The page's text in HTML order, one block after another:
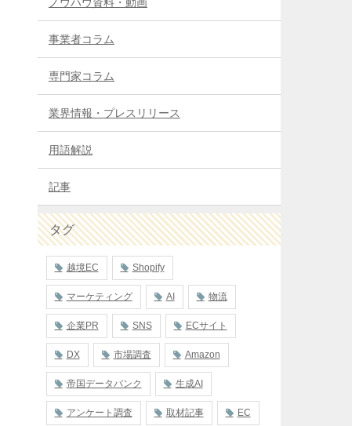
事業者コラム
専門家コラム
業界情報・プレスリリース
用語解説
記事
タグ
越境EC Shopify
マーケティング AI 物流
企業PR SNS ECサイト
DX 市場調査 Amazon
帝国データバンク 生成AI
アンケート調査 取材記事 EC